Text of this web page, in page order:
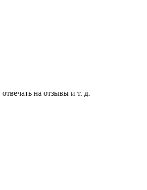
на отзывы и т. д.